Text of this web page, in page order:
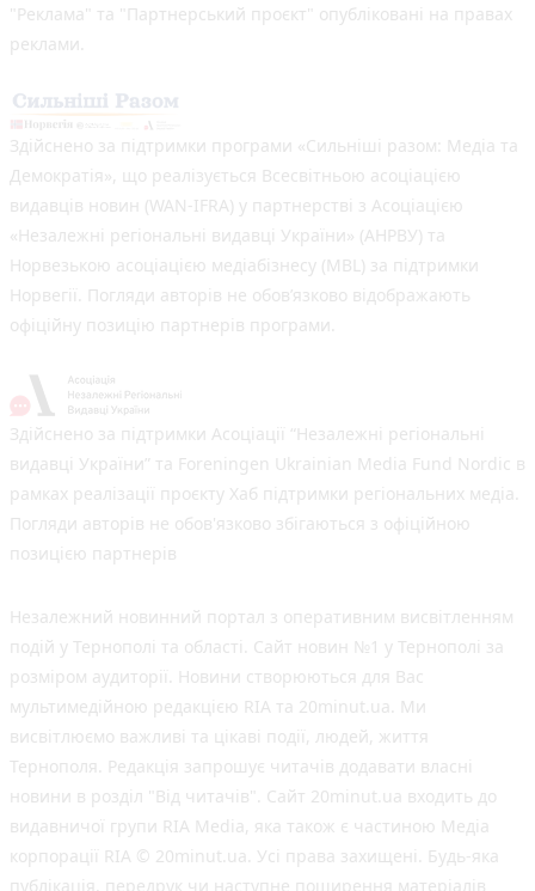
"Реклама" та "Партнерський проєкт" опубліковані на правах
реклами.
Здійснено за підтримки програми «Сильніші разом: Медіа та
Демократія», що реалізується Всесвітньою асоціацією
видавців новин (WAN-IFRA) у партнерстві з Асоціацією
«Незалежні регіональні видавці України» (АНРВУ) та
Норвезькою асоціацією медіабізнесу (MBL) за підтримки
Норвегії. Погляди авторів не обов’язково відображають
офіційну позицію партнерів програми.
Здійснено за підтримки Асоціації “Незалежні регіональні
видавці України” та Foreningen Ukrainian Media Fund Nordic в
рамках реалізації проєкту Хаб підтримки регіональних медіа.
Погляди авторів не обов'язково збігаються з офіційною
позицією партнерів
Незалежний новинний портал з оперативним висвітленням
подій у Тернополі та області. Сайт новин №1 у Тернополі за
розміром аудиторії. Новини створюються для Вас
мультимедійною редакцією RIA та 20minut.ua. Ми
висвітлюємо важливі та цікаві події, людей, життя
Тернополя. Редакція запрошує читачів додавати власні
новини в розділ "Від читачів". Сайт 20minut.ua входить до
видавничої групи RIA Media, яка також є частиною Медіа
корпорації RIA © 20minut.ua. Усі права захищені. Будь-яка
публiкацiя, передрук чи наступне поширення матеріалів